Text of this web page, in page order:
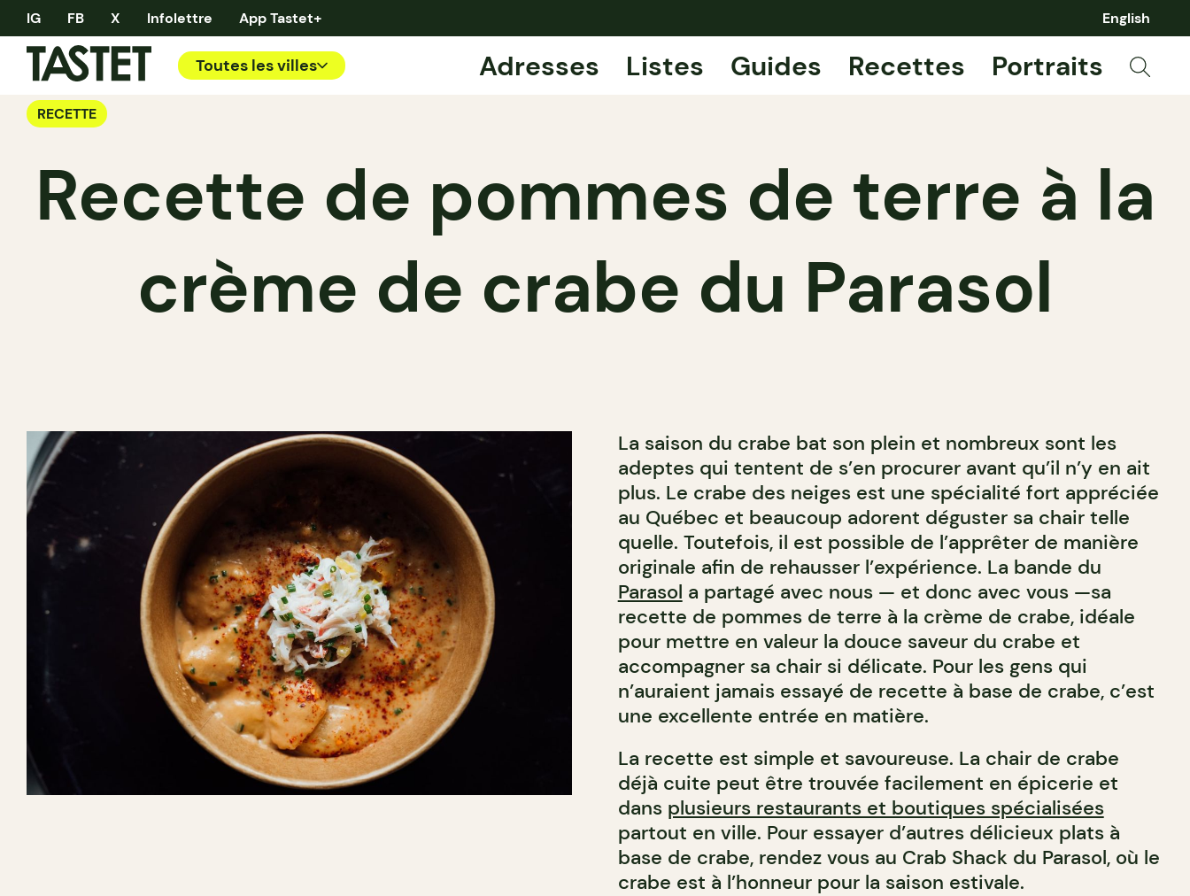
IG FB X Infolettre App Tastet+ English
Toutes les villes Adresses Listes Guides Recettes Portraits
RECETTE
Recette de pommes de terre à la
crème de crabe du Parasol
La saison du crabe bat son plein et nombreux sont les
adeptes qui tentent de s’en procurer avant qu’il n’y en ait
plus. Le crabe des neiges est une spécialité fort appréciée
au Québec et beaucoup adorent déguster sa chair telle
quelle. Toutefois, il est possible de l’apprêter de manière
originale afin de rehausser l’expérience. La bande du
Parasol a partagé avec nous — et donc avec vous —sa
recette de pommes de terre à la crème de crabe, idéale
pour mettre en valeur la douce saveur du crabe et
accompagner sa chair si délicate. Pour les gens qui
n’auraient jamais essayé de recette à base de crabe, c’est
une excellente entrée en matière.
La recette est simple et savoureuse. La chair de crabe
déjà cuite peut être trouvée facilement en épicerie et
dans plusieurs restaurants et boutiques spécialisées
partout en ville. Pour essayer d’autres délicieux plats à
base de crabe, rendez vous au Crab Shack du Parasol, où le
crabe est à l’honneur pour la saison estivale.